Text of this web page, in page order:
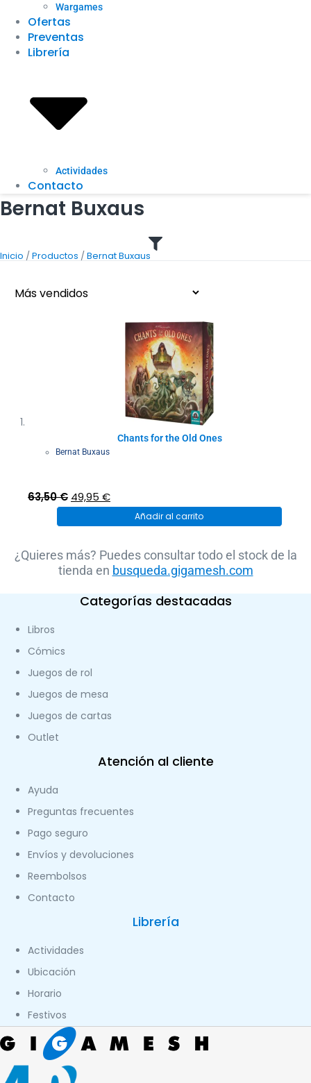
Wargames
Ofertas
Preventas
Librería
Actividades
Contacto
Bernat Buxaus
Inicio /Productos /Bernat Buxaus
Chants for the Old Ones
Bernat Buxaus
63,50€ El
era:
63,50 €.
49,95 €El
precio
es:
49,95 €.
Añadir al carrito
¿Quieres más? Puedes consultar todo el stock de la
tienda en busqueda.gigamesh.com
Categorías destacadas
Libros
Cómics
Juegos de rol
Juegos de mesa
Juegos de cartas
Outlet
Atención al cliente
Ayuda
Preguntas frecuentes
Pago seguro
Envíos y devoluciones
Reembolsos
Contacto
Librería
Actividades
Ubicación
Horario
Festivos